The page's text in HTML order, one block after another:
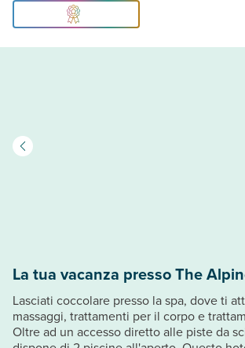
La tua vacanza presso The
Lasciati coccolare presso la spa, dove ti
massaggi, trattamenti per il corpo e
Oltre ad un accesso diretto alle piste da